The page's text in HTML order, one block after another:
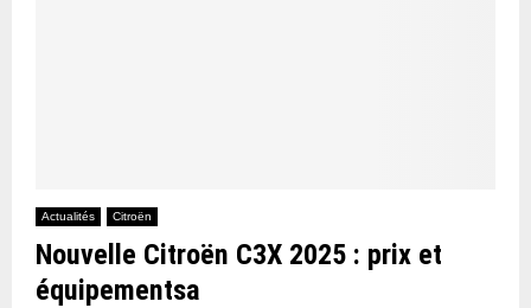
Actualités Citroën
Nouvelle Citroën C3X 2025 : prix et
équipementsa